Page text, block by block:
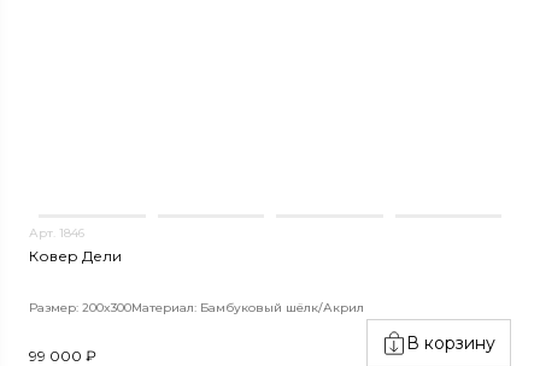
Арт. 1846
Ковер Дели
Размер: 200x300Материал: Бамбуковый шёлк/Акрил
99 000 ₽
В корзину